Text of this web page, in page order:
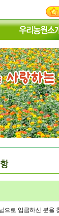
으로 입금하신 분을